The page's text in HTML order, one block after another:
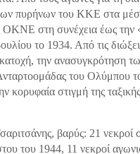
πυρήνων του ΚΚΕ στα
στη συνέχεια έως την
το 1934. Από τις
κατοχή, την ανασυγκρότηση
του Ολύμπου
κορυφαία στιγμή της
βαρύς: 21 νεκροί
του 1944, 11 νεκροί